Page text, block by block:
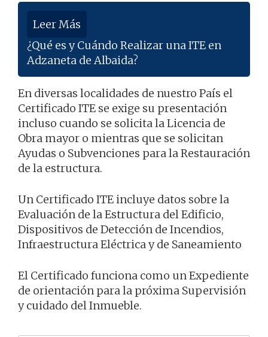
Leer Más
¿Qué es y Cuándo Realizar una ITE en
Adzaneta de Albaida?
En diversas localidades de nuestro País el
Certificado ITE se exige su presentación
incluso cuando se solicita la Licencia de
Obra mayor o mientras que se solicitan
Ayudas o Subvenciones para la Restauración
de la estructura.
Un Certificado ITE incluye datos sobre la
Evaluación de la Estructura del Edificio,
Dispositivos de Detección de Incendios,
Infraestructura Eléctrica y de Saneamiento
El Certificado funciona como un Expediente
de orientación para la próxima Supervisión
y cuidado del Inmueble.